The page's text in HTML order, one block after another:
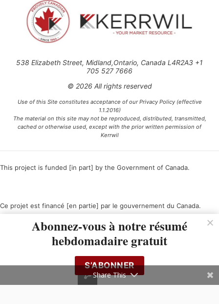
538 Elizabeth Street, Midland,Ontario, Canada L4R2A3 +1
705 527 7666
© 2026 All rights reserved
Use of this Site constitutes acceptance of our Privacy Policy (effective
1.1.2016)
The material on this site may not be reproduced, distributed, transmitted,
cached or otherwise used, except with the prior written permission of
Kerrwil
This project is funded [in part] by the Government of Canada.
Ce projet est financé [en partie] par le gouvernement du Canada.
Abonnez-vous à notre résumé
hebdomadaire gratuit
S’ABONNER
Share This